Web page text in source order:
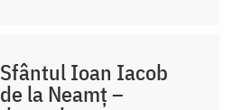
Sfântul Ioan Iacob
de la Neamț –